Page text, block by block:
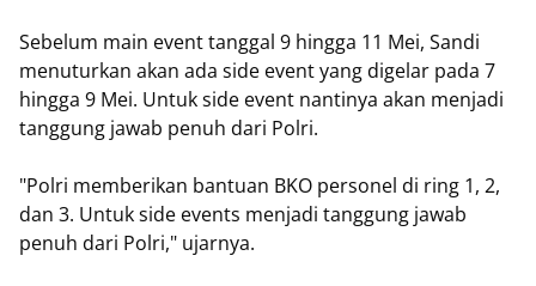
Sebelum main event tanggal 9 hingga 11 Mei, Sandi
menuturkan akan ada side event yang digelar pada 7
hingga 9 Mei. Untuk side event nantinya akan menjadi
tanggung jawab penuh dari Polri.
"Polri memberikan bantuan BKO personel di ring 1, 2,
dan 3. Untuk side events menjadi tanggung jawab
penuh dari Polri," ujarnya.